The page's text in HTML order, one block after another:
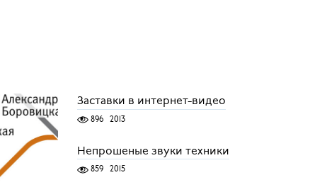
Заставки в интернет-видео
896 2013
Непрошеные звуки техники
859 2015